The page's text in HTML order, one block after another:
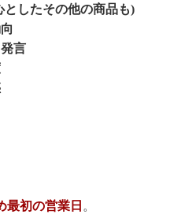
としたその他の商品も)
言
最初の営業日 。